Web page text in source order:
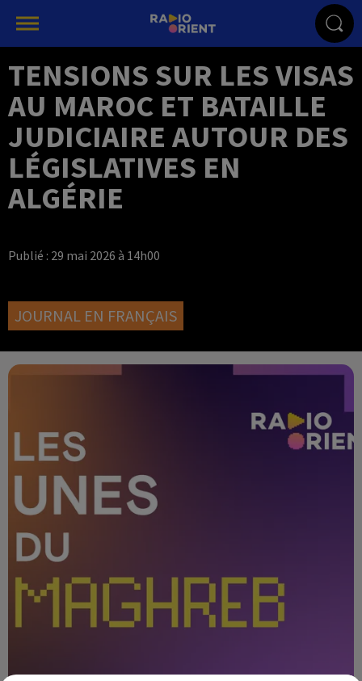
TENSIONS SUR LES VISAS
AU MAROC ET BATAILLE
JUDICIAIRE AUTOUR DES
LÉGISLATIVES EN
ALGÉRIE
Publié : 29 mai 2026 à 14h00
JOURNAL EN FRANÇAIS